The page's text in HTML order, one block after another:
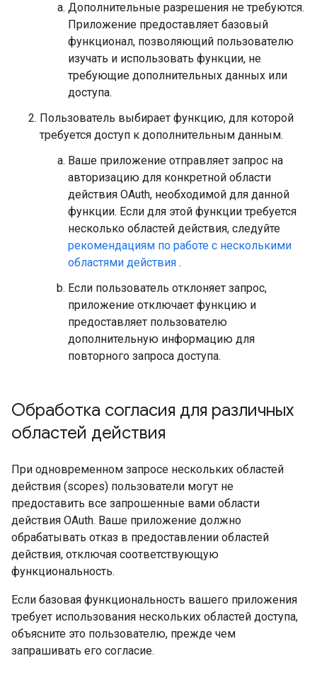
Дополнительные разрешения не требуются.
Приложение предоставляет базовый
функционал, позволяющий пользователю
изучать и использовать функции, не
требующие дополнительных данных или
доступа.
Пользователь выбирает функцию, для которой
требуется доступ к дополнительным данным.
Ваше приложение отправляет запрос на
авторизацию для конкретной области
действия OAuth, необходимой для данной
функции. Если для этой функции требуется
несколько областей действия, следуйте
рекомендациям по работе с несколькими
областями действия .
Если пользователь отклоняет запрос,
приложение отключает функцию и
предоставляет пользователю
дополнительную информацию для
повторного запроса доступа.
Обработка согласия для различных
областей действия
При одновременном запросе нескольких областей
действия (scopes) пользователи могут не
предоставить все запрошенные вами области
действия OAuth. Ваше приложение должно
обрабатывать отказ в предоставлении областей
действия, отключая соответствующую
функциональность.
Если базовая функциональность вашего приложения
требует использования нескольких областей доступа,
объясните это пользователю, прежде чем
запрашивать его согласие.